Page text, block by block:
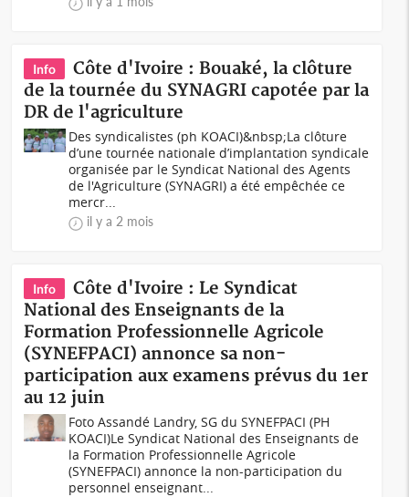
Info
Côte d'Ivoire : Bouaké, la clôture
de la tournée du SYNAGRI capotée par la
DR de l'agriculture
Des syndicalistes (ph KOACI)&nbsp;La clôture
d’une tournée nationale d’implantation syndicale
organisée par le Syndicat National des Agents
de l'Agriculture (SYNAGRI) a été empêchée ce
mercr...
il y a 2 mois
Info
Côte d'Ivoire : Le Syndicat
National des Enseignants de la
Formation Professionnelle Agricole
(SYNEFPACI) annonce sa non-
participation aux examens prévus du 1er
au 12 juin
Foto Assandé Landry, SG du SYNEFPACI (PH
KOACI)Le Syndicat National des Enseignants de
la Formation Professionnelle Agricole
(SYNEFPACI) annonce la non-participation du
personnel enseignant...